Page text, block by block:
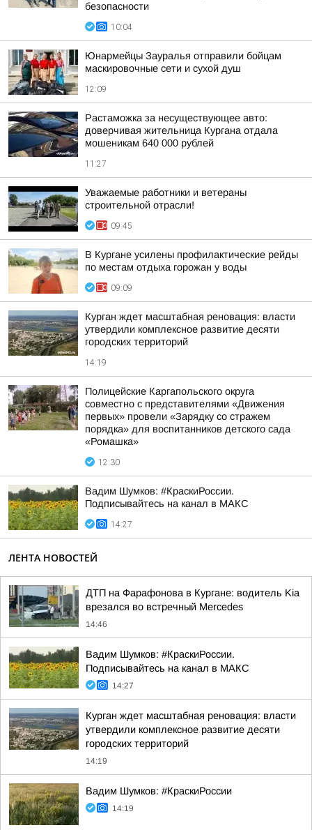
безопасности
10:04
Юнармейцы Зауралья отправили бойцам
маскировочные сети и сухой душ
12:09
Растаможка за несуществующее авто:
доверчивая жительница Кургана отдала
мошеникам 640 000 рублей
11:27
Уважаемые работники и ветераны
строительной отрасли!
09:45
В Кургане усилены профилактические рейды
по местам отдыха горожан у воды
09:09
Курган ждет масштабная реновация: власти
утвердили комплексное развитие десяти
городских территорий
14:19
Полицейские Каргапольского округа
совместно с представителями «Движения
первых» провели «Зарядку со стражем
порядка» для воспитанников детского сада
«Ромашка»
12:30
Вадим Шумков: #КраскиРоссии.
Подписывайтесь на канал в МАКС
14:27
ЛЕНТА НОВОСТЕЙ
ДТП на Фарафонова в Кургане: водитель Kia
врезался во встречный Mercedes
14:46
Вадим Шумков: #КраскиРоссии.
Подписывайтесь на канал в МАКС
14:27
Курган ждет масштабная реновация: власти
утвердили комплексное развитие десяти
городских территорий
14:19
Вадим Шумков: #КраскиРоссии
14:19